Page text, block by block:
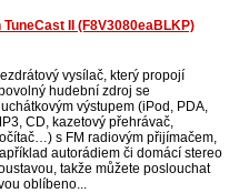
II (F8V3080eaBLKP)
vysílač, který propojí
hudební zdroj se
výstupem (iPod, PDA,
CD, kazetový přehrávač,
s FM radiovým přijímačem,
autorádiem či domácí stereo
takže můžete poslouchat
oblíbeno...